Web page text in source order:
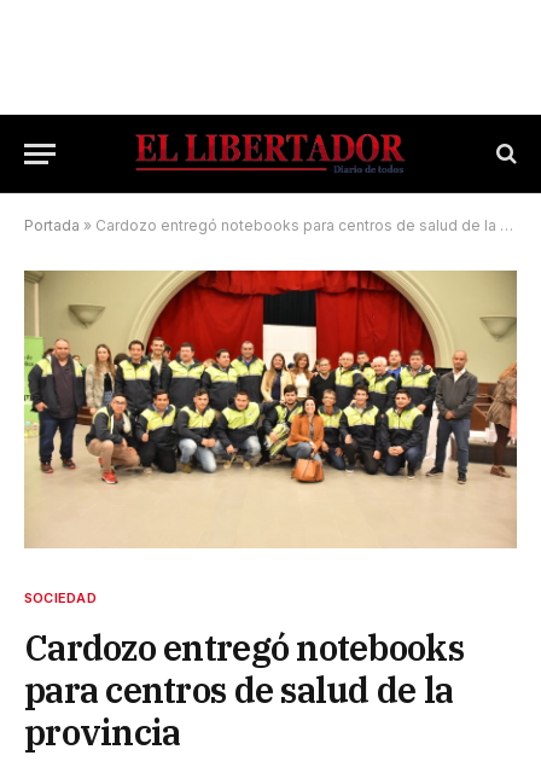
Portada » Cardozo entregó notebooks para centros de salud de la provincia
SOCIEDAD
Cardozo entregó notebooks
para centros de salud de la
provincia